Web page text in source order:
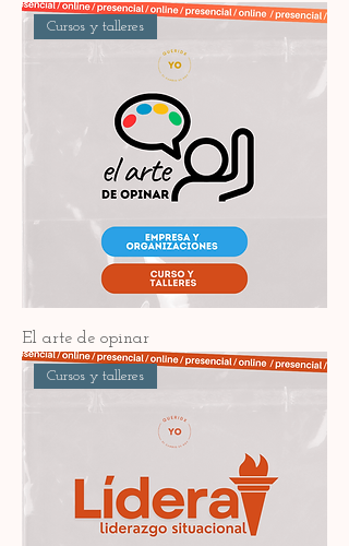
Cursos y talleres
El arte de opinar
Cursos y talleres